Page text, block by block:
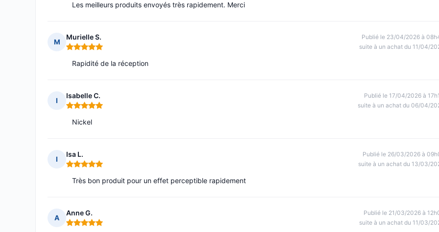
Les meilleurs produits envoyés très rapidement. Merci
M
Murielle S.
Note : 5 sur 5
Publié le 23/04/2026 à
suite à un achat du 11/04/
Rapidité de la réception
I
Isabelle C.
Note : 5 sur 5
Publié le 17/04/2026 à
suite à un achat du 06/04/
Nickel
I
Isa L.
Note : 5 sur 5
Publié le 26/03/2026 à
suite à un achat du 13/03/
Très bon produit pour un effet perceptible rapidement
A
Anne G.
Note : 5 sur 5
Publié le 21/03/2026 à
suite à un achat du 11/03/